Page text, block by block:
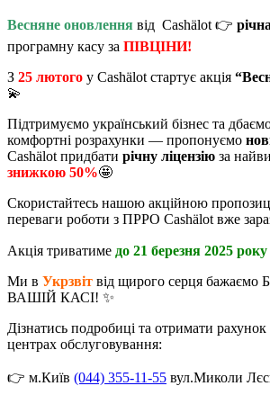
Весняне оновлення від Cashӓlot 👉
програмну касу за ПІВЦІНИ!
З 25 лютого у Cashӓlot стартує акція
💫
Підтримуємо український бізнес та
комфортні розрахунки — пропонуємо
Cashӓlot придбати річну ліцензію за
знижкою 50%🤩
Скористайтесь нашою акційною
переваги роботи з ПРРО Cashӓlot вже
Акція триватиме до 21 березня 2025 року
Ми в Укрзвіт від щирого серця
ВАШІЙ КАСІ! ✨
Дізнатись подробиці та отримати
центрах обслуговування:
👉 м.Київ (044) 355-11-55 вул.Миколи